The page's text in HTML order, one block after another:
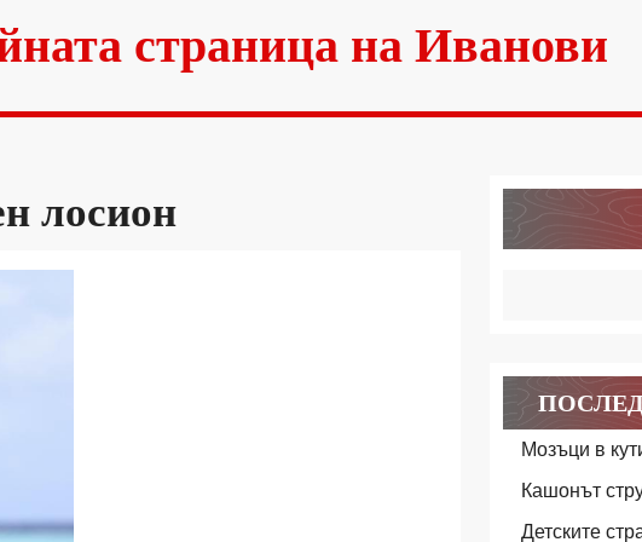
страница на Иванови
лосион
Мозъци в
Кашонът
Детските